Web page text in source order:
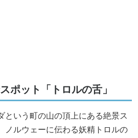
ポット「トロルの舌」
という町の山の頂上にある絶景ス
ノルウェーに伝わる妖精トロルの